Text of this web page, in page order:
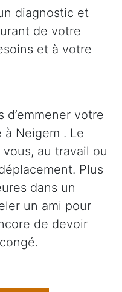
diagnostic et
de votre
et à votre
d’emmener votre
Neigem . Le
au travail ou
Plus
dans un
un ami pour
de devoir